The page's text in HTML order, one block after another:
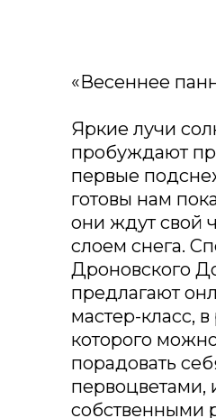
«Весеннее
Яркие лучи
пробуждают
первые
готовы нам
они ждут свой
слоем снега.
Дроновского
предлагают
мастер-класс,
которого
порадовать
первоцветами,
собственными